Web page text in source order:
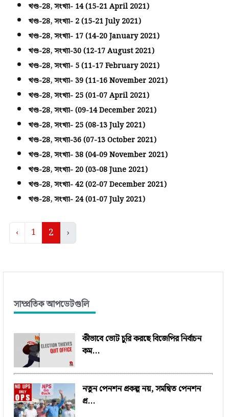
খণ্ড-28, সংখ্যা- 14 (15-21 April 2021)
খণ্ড-28, সংখ্যা- 2 (15-21 July 2021)
খণ্ড-28, সংখ্যা- 17 (14-20 January 2021)
খণ্ড-28, সংখ্যা-30 (12-17 August 2021)
খণ্ড-28, সংখ্যা- 5 (11-17 February 2021)
খণ্ড-28, সংখ্যা- 39 (11-16 November 2021)
খণ্ড-28, সংখ্যা- 25 (01-07 April 2021)
খণ্ড-28, সংখ্যা- (09-14 December 2021)
খণ্ড-28, সংখ্যা- 25 (08-13 July 2021)
খণ্ড-28, সংখ্যা-36 (07-13 October 2021)
খণ্ড-28, সংখ্যা- 38 (04-09 November 2021)
খণ্ড-28, সংখ্যা- 20 (03-08 June 2021)
খণ্ড-28, সংখ্যা- 42 (02-07 December 2021)
খণ্ড-28, সংখ্যা- 24 (01-07 July 2021)
‹ 1 2 ›
সাম্প্রতিক আপডেটগুলি
কীভাবে ভোট চুরি করছে বিজেপির নির্বাচন
কম...
নতুন পেনশন প্রকল্প নয়, সমন্বিত পেনশন
প্র...